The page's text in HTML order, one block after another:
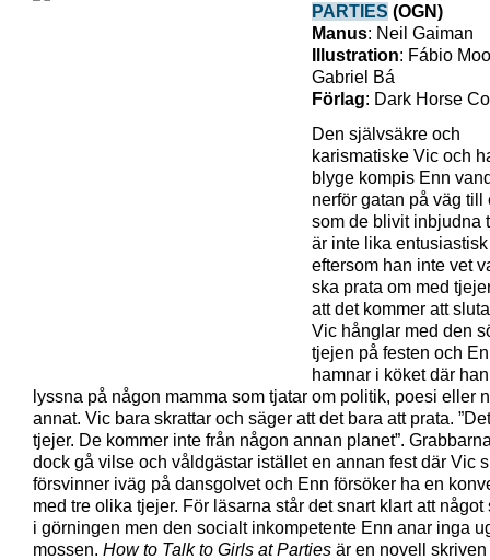
PARTIES (OGN)
Manus: Neil Gaiman
Illustration: Fábio
Gabriel Bá
Förlag: Dark Horse
Den självsäkre och
karismatiske Vic och
blyge kompis Enn
nerför gatan på väg till
som de blivit inbjudna
är inte lika
eftersom han inte vet
ska prata om med
att det kommer att
Vic hånglar med den
tjejen på festen och
hamnar i köket där
lyssna på någon mamma som tjatar om politik, poesi eller
annat. Vic bara skrattar och säger att det bara att prata.
tjejer. De kommer inte från någon annan planet”.
dock gå vilse och våldgästar istället en annan fest där Vic
försvinner iväg på dansgolvet och Enn försöker ha en
med tre olika tjejer. För läsarna står det snart klart att något
i görningen men den socialt inkompetente Enn anar inga
mossen. How to Talk to Girls at Parties är en novell